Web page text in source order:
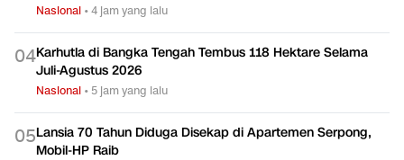
Nasional •4 jam yang lalu
04Karhutla di Bangka Tengah Tembus 118 Hektare Selama
Juli-Agustus 2026
Nasional • 5 jam yang lalu
05Lansia 70 Tahun Diduga Disekap di Apartemen Serpong,
Mobil-HP Raib